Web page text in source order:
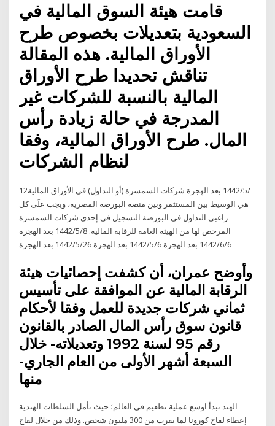
قامت هيئة السوق المالية في
السعودية بتعديلات بخصوص طرح
الأوراق المالية. هذه المقالة
تناقش تحديدا طرح الأوراق
المالية بالنسبة للشركات غير
المدرجة في حالة زيادة رأس
المال. طرح الأوراق المالية، وفقا
لنظام الشركات
12‏‏/5‏‏/1442 بعد الهجرة شركات السمسرة (أو التداول) في الأوراق المالية
هي الوسيط بين المستثمر وبين منصة البورصة المصرية، ويجب علَى كل
راغبي التداول في البورصة التسجيل في إحدى شركات السمسرة
المرخص لها من الهيئة العامة للرقابة المالية. 8‏‏/5‏‏/1442 بعد الهجرة
6‏‏/6‏‏/1442 بعد الهجرة 6‏‏/5‏‏/1442 بعد الهجرة 26‏‏/5‏‏/1442 بعد الهجرة
وأوضح عمران، أن كشفت إحصائيات هيئة
الرقابة المالية عن الموافقة على تأسيس
ثماني شركات جديدة للعمل وفقا لأحكام
قانون سوق رأس المال الصادر بالقانون
رقم 95 لسنة 1992 وتعديلاته- خلال
السبعة أشهر الأولى من العام الجاري-
منها
الهند تبدأ اوسع عملية تطعيم في العالم؛ حيث تأمل السلطات الهندية
إعطاء لقاح كورونا لما يقرب من 300 مليون شخص. وذلك من خلال لقاح